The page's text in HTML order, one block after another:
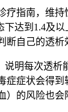
疗指南，维
下达到1.4及
断自己的透析
说明每次透析
症症状会得
）的风险也会